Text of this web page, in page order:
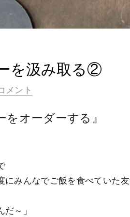
を汲み取る②
メント
をオーダーする』
にみんなでご飯を食べていた
だ～」